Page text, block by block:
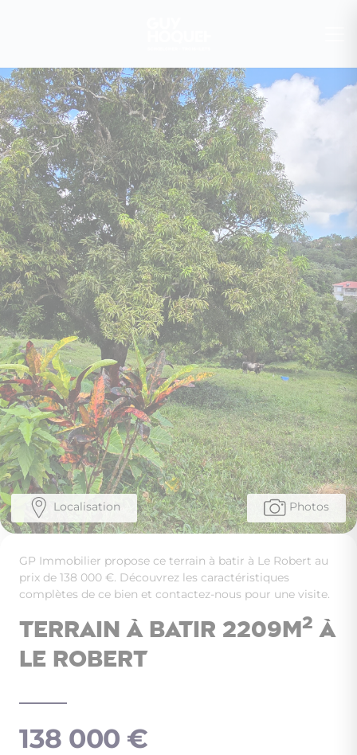
Photos
Localisation
GP Immobilier propose ce terrain à batir à Le Robert au
prix de 138 000 €. Découvrez les caractéristiques
complètes de ce bien et contactez-nous pour une visite.
Terrain à batir 2209m 2 à
Le Robert
138 000 €